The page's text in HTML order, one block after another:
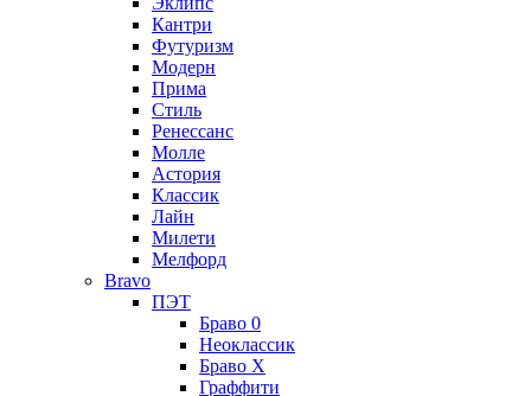
Кантри
Футуризм
Модерн
Прима
Стиль
Ренессанс
Молле
Астория
Классик
Лайн
Милети
Мелфорд
Bravo
ПЭТ
Браво 0
Неоклассик
Браво Х
Граффити